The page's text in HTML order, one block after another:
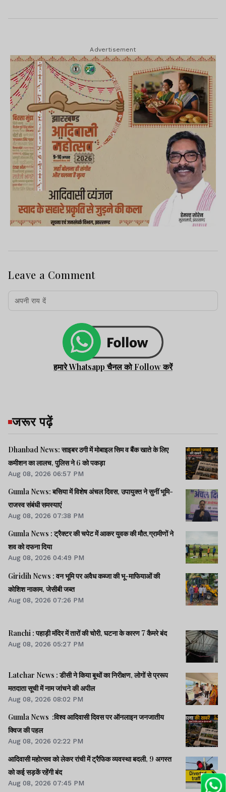
Advertisement
Leave a Comment
हमारे Whatsapp चैनल को Follow करें
जरूर पढ़ें
Dhanbad News: साइबर ठगी में मोबाइल सिम व बैंक खाते के लिए
कमीशन का लालच, पुलिस ने 6 को पकड़ा
Aug 08, 2026 06:57 PM
Gumla News: बसिया में विशेष अंचल दिवस, उपायुक्त ने सुनीं भूमि-
राजस्व संबंधी समस्याएं
Aug 08, 2026 07:38 PM
Gumla News : ट्रैक्टर की चपेट में आकर युवक की मौत,ग्रामीणों ने
शव को दफना दिया
Aug 08, 2026 04:49 PM
Giridih News : वन भूमि पर अवैध कब्जा की भू-माफियाओं की
कोशिश नाकाम, जेसीबी जब्त
Aug 08, 2026 07:26 PM
Ranchi : पहाड़ी मंदिर में तारों की चोरी, घटना के कारण 7 कैमरे बंद
Aug 08, 2026 05:27 PM
Latehar News : डीसी ने किया बूथों का निरीक्षण, लोगों से प्ररूप
मतदाता सूची में नाम जांचने की अपील
Aug 08, 2026 08:02 PM
Gumla News :विश्व आदिवासी दिवस पर ऑनलाइन जनजातीय
क्विज की पहल
Aug 08, 2026 02:22 PM
आदिवासी महोत्सव को लेकर रांची में ट्रैफिक व्यवस्था बदली, 9 अगस्त
को कई सड़कें रहेंगी बंद
Aug 08, 2026 07:45 PM